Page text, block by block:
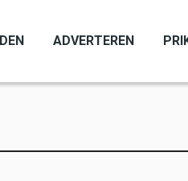
ADVERTEREN